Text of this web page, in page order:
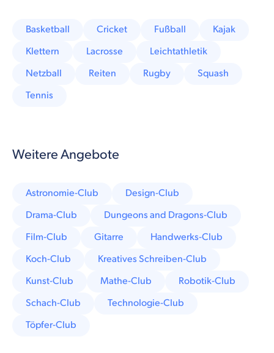
Basketball Cricket Fußball
Kajak
Klettern
Lacrosse
Leichtathletik
Netzball
Reiten Rugby
Squash
Tennis
Weitere Angebote
Astronomie-Club
Design-Club
Drama-Club
Dungeons and Dragons-Club
Film-Club
Gitarre
Handwerks-Club
Koch-Club
Kreatives Schreiben-Club
Kunst-Club
Mathe-Club
Robotik-Club
Schach-Club
Technologie-Club
Töpfer-Club